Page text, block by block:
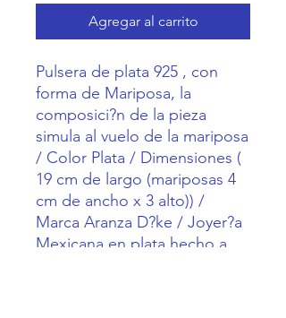
Agregar al carrito
Pulsera de plata 925 , con
forma de Mariposa, la
composici?n de la pieza
simula al vuelo de la mariposa
/ Color Plata / Dimensiones (
19 cm de largo (mariposas 4
cm de ancho x 3 alto)) /
Marca Aranza D?ke / Joyer?a
Mexicana en plata hecho a